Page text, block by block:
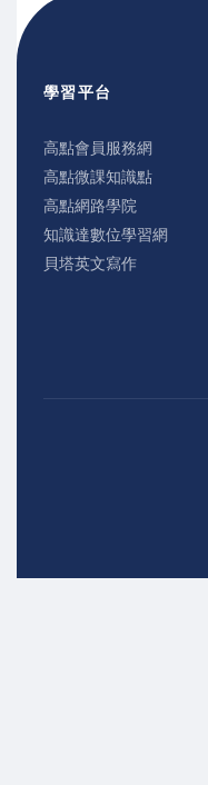
學習平台
高點會員服務網
高點微課知識點
高點網路學院
知識達數位學習網
貝塔英文寫作